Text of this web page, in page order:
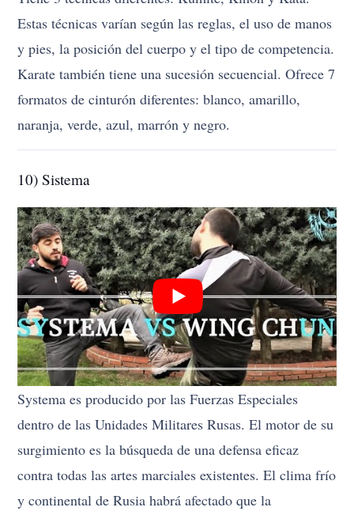
Estas técnicas varían según las reglas, el uso de manos
y pies, la posición del cuerpo y el tipo de competencia.
Karate también tiene una sucesión secuencial. Ofrece 7
formatos de cinturón diferentes: blanco, amarillo,
naranja, verde, azul, marrón y negro.
10) Sistema
Systema es producido por las Fuerzas Especiales
dentro de las Unidades Militares Rusas. El motor de su
surgimiento es la búsqueda de una defensa eficaz
contra todas las artes marciales existentes. El clima frío
y continental de Rusia habrá afectado que la